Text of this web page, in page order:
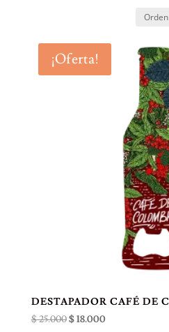
¡Oferta!
DESTAPADOR CAFÉ DE
$25.000El
$18.000El